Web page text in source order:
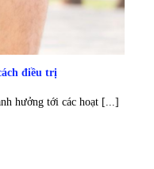
điều trị
hưởng tới các hoạt [...]